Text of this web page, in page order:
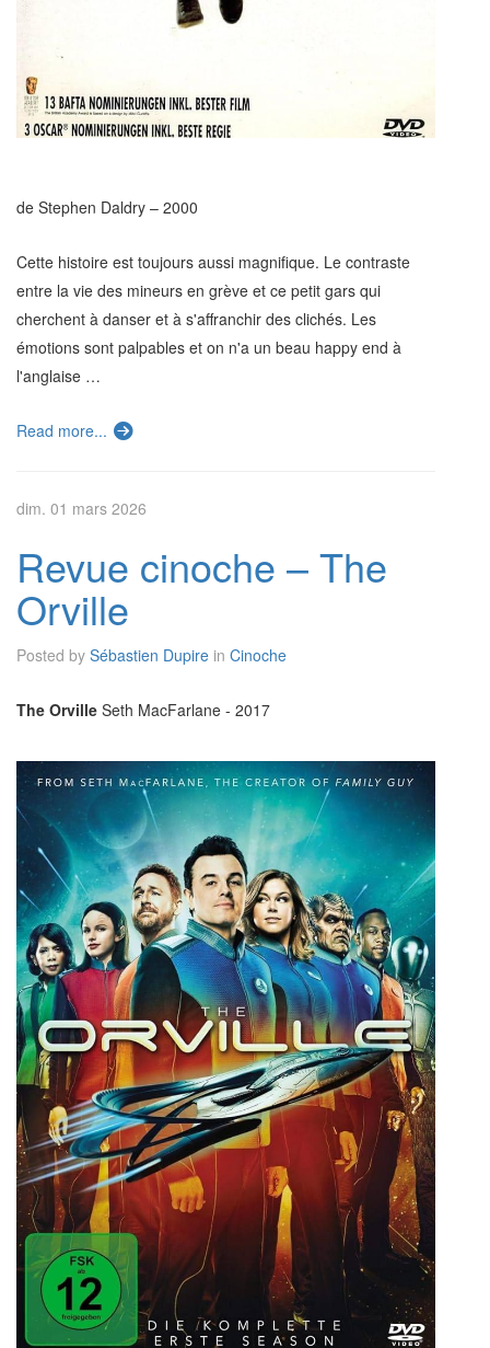
de Stephen Daldry – 2000
Cette histoire est toujours aussi magnifique. Le contraste
entre la vie des mineurs en grève et ce petit gars qui
cherchent à danser et à s'affranchir des clichés. Les
émotions sont palpables et on n'a un beau happy end à
l'anglaise …
Read more...
dim. 01 mars 2026
Revue cinoche – The
Orville
Posted by Sébastien Dupire in Cinoche
The Orville Seth MacFarlane - 2017